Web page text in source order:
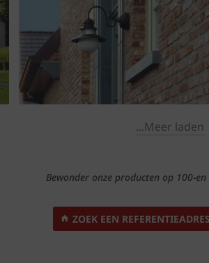
...Meer laden
Bewonder onze producten op 100-
ZOEK EEN